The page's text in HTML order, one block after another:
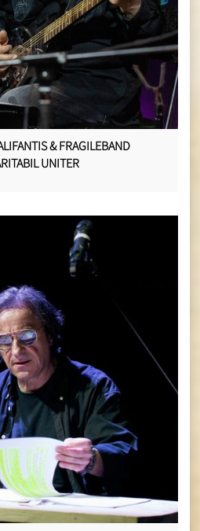
& FRAGILEBAND
UNITER